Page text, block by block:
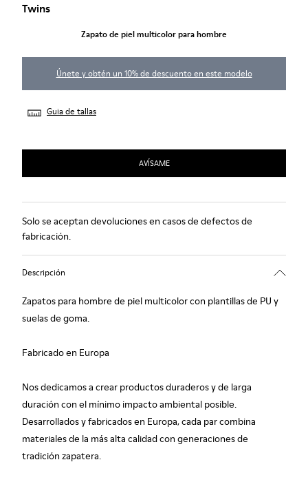
Twins
Zapato de piel multicolor para hombre
Únete y obtén un 10% de descuento en este modelo
Guia de tallas
AVÍSAME
Solo se aceptan devoluciones en casos de defectos de
fabricación.
Descripción
Zapatos para hombre de piel multicolor con plantillas de PU y
suelas de goma.
Fabricado en Europa
Nos dedicamos a crear productos duraderos y de larga
duración con el mínimo impacto ambiental posible.
Desarrollados y fabricados en Europa, cada par combina
materiales de la más alta calidad con generaciones de
tradición zapatera.